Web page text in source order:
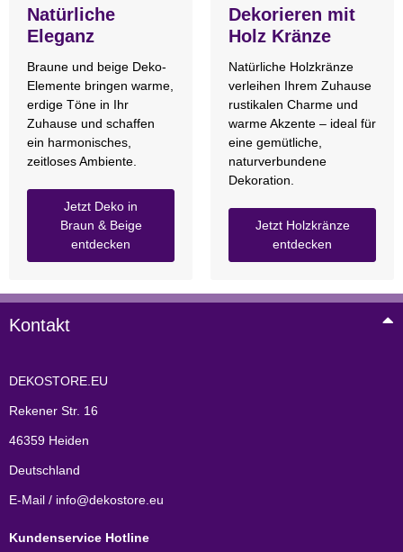
Natürliche
Eleganz
Braune und beige Deko-
Elemente bringen warme,
erdige Töne in Ihr
Zuhause und schaffen
ein harmonisches,
zeitloses Ambiente.
Jetzt Deko in
Braun & Beige
entdecken
Dekorieren mit
Holz Kränze
Natürliche Holzkränze
verleihen Ihrem Zuhause
rustikalen Charme und
warme Akzente – ideal für
eine gemütliche,
naturverbundene
Dekoration.
Jetzt Holzkränze
entdecken
Kontakt
DEKOSTORE.EU
Rekener Str. 16
46359 Heiden
Deutschland
E-Mail / info@dekostore.eu
Kundenservice Hotline